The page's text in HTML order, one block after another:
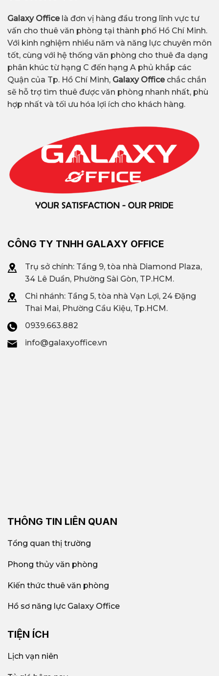
Galaxy Officelà đơn vị hàng đầu trong lĩnh vực tư
vấn cho thuê văn phòng tại thành phố Hồ Chí Minh.
Với kinh nghiệm nhiều năm và năng lực chuyên môn
tốt, cùng với hệ thống văn phòng cho thuê đa dạng
phân khúc từ hạng C đến hạng A phủ khắp các
Quận của Tp. Hồ Chí Minh, Galaxy Office chắc chắn
sẽ hỗ trợ tìm thuê được văn phòng nhanh nhất, phù
hợp nhất và tối ưu hóa lợi ích cho khách hàng.
CÔNG TY TNHH GALAXY OFFICE
Trụ sở chính: Tầng 9, tòa nhà Diamond Plaza,
34 Lê Duẩn, Phường Sài Gòn, TP.HCM.
Chi nhánh: Tầng 5, tòa nhà Vạn Lợi, 24 Đặng
Thai Mai, Phường Cầu Kiệu, Tp.HCM.
0939.663.882
info@galaxyoffice.vn
THÔNG TIN LIÊN QUAN
Tổng quan thị trường
Phong thủy văn phòng
Kiến thức thuê văn phòng
Hồ sơ năng lực Galaxy Office
TIỆN ÍCH
Lịch vạn niên